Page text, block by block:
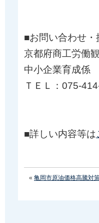
■お問い合わせ・
京都府商工労働
中小企業育成係
ＴＥＬ：075-
■詳しい内容等は
« 亀岡市原油価格高騰対